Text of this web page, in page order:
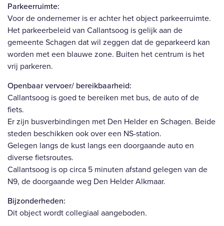
Parkeerruimte:
Voor de ondernemer is er achter het object parkeerruimte.
Het parkeerbeleid van Callantsoog is gelijk aan de
gemeente Schagen dat wil zeggen dat de geparkeerd kan
worden met een blauwe zone. Buiten het centrum is het
vrij parkeren.
Openbaar vervoer/ bereikbaarheid:
Callantsoog is goed te bereiken met bus, de auto of de
fiets.
Er zijn busverbindingen met Den Helder en Schagen. Beide
steden beschikken ook over een NS-station.
Gelegen langs de kust langs een doorgaande auto en
diverse fietsroutes.
Callantsoog is op circa 5 minuten afstand gelegen van de
N9, de doorgaande weg Den Helder Alkmaar.
Bijzonderheden:
Dit object wordt collegiaal aangeboden.